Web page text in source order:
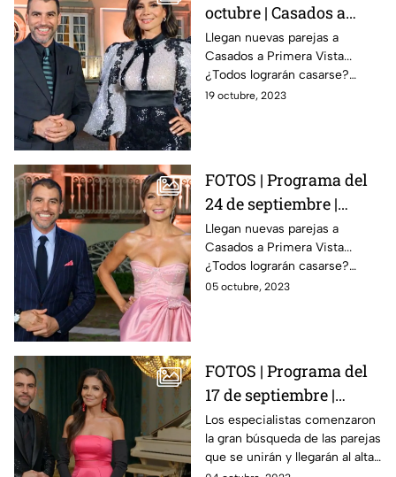
octubre | Casados a
Primera Vista
Llegan nuevas parejas a
Casados a Primera Vista...
¿Todos lograrán casarse?
Nuestros especialistas
19 octubre, 2023
FOTOS | Programa del
24 de septiembre |
Casados a Primera
Vista
Llegan nuevas parejas a
Casados a Primera Vista...
¿Todos lograrán casarse?
Nuestros especialistas
05 octubre, 2023
FOTOS | Programa del
17 de septiembre |
Casados a Primera
Vista
Los especialistas comenzaron
la gran búsqueda de las parejas
que se unirán y llegarán al altar